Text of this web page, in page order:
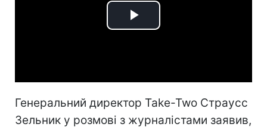
Play
Генеральний директор Take-Two Страусс
Зельник у розмові з журналістами заявив,